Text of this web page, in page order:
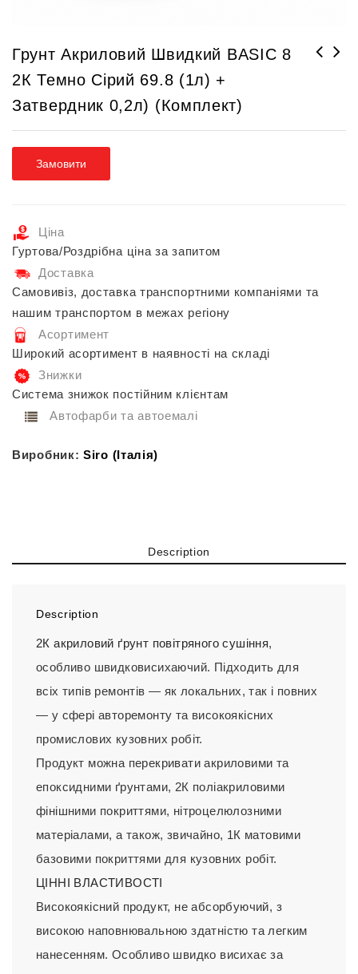
Грунт Акриловий Швидкий BASIC 8
2К Темно Сірий 69.8 (1л) +
Затвердник 0,2л) (комплект)
Замовити
Ціна
Гуртова/Роздрібна ціна за запитом
Доставка
Самовивіз, доставка транспортними компаніями та
нашим транспортом в межах регіону
Асортимент
Широкий асортимент в наявності на складі
Знижки
Система знижок постійним клієнтам
Автофарби та автоемалі
Виробник: Siro (Італія)
Description
Description
2К акриловий ґрунт повітряного сушіння,
особливо швидковисихаючий. Підходить для
всіх типів ремонтів — як локальних, так і повних
— у сфері авторемонту та високоякісних
промислових кузовних робіт.
Продукт можна перекривати акриловими та
епоксидними ґрунтами, 2К поліакриловими
фінішними покриттями, нітроцелюлозними
матеріалами, а також, звичайно, 1К матовими
базовими покриттями для кузовних робіт.
ЦІННІ ВЛАСТИВОСТІ
Високоякісний продукт, не абсорбуючий, з
високою наповнювальною здатністю та легким
нанесенням. Особливо швидко висихає за